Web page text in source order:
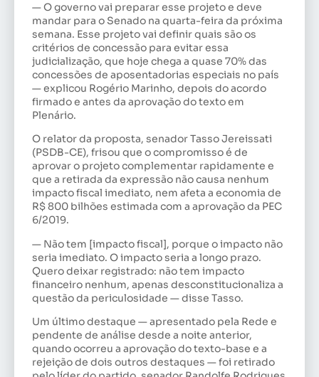
— O governo vai preparar esse projeto e deve
mandar para o Senado na quarta-feira da próxima
semana. Esse projeto vai definir quais são os
critérios de concessão para evitar essa
judicialização, que hoje chega a quase 70% das
concessões de aposentadorias especiais no país
— explicou Rogério Marinho, depois do acordo
firmado e antes da aprovação do texto em
Plenário.
O relator da proposta, senador Tasso Jereissati
(PSDB-CE), frisou que o compromisso é de
aprovar o projeto complementar rapidamente e
que a retirada da expressão não causa nenhum
impacto fiscal imediato, nem afeta a economia de
R$ 800 bilhões estimada com a aprovação da PEC
6/2019.
— Não tem [impacto fiscal], porque o impacto não
seria imediato. O impacto seria a longo prazo.
Quero deixar registrado: não tem impacto
financeiro nenhum, apenas desconstitucionaliza a
questão da periculosidade — disse Tasso.
Um último destaque — apresentado pela Rede e
pendente de análise desde a noite anterior,
quando ocorreu a aprovação do texto-base e a
rejeição de dois outros destaques — foi retirado